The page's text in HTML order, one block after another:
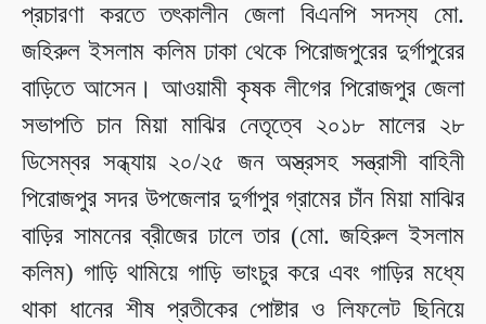
প্রচারণা করতে তৎকালীন জেলা বিএনপি সদস্য মো.
জহিরুল ইসলাম কলিম ঢাকা থেকে পিরোজপুরের দুর্গাপুরের
বাড়িতে আসেন। আওয়ামী কৃষক লীগের পিরোজপুর জেলা
সভাপতি চান মিয়া মাঝির নেতৃত্বে ২০১৮ মালের ২৮
ডিসেম্বর সন্ধ্যায় ২০/২৫ জন অস্ত্রসহ সন্ত্রাসী বাহিনী
পিরোজপুর সদর উপজেলার দুর্গাপুর গ্রামের চাঁন মিয়া মাঝির
বাড়ির সামনের ব্রীজের ঢালে তার (মো. জহিরুল ইসলাম
কলিম) গাড়ি থামিয়ে গাড়ি ভাংচুর করে এবং গাড়ির মধ্যে
থাকা ধানের শীষ প্রতীকের পোষ্টার ও লিফলেট ছিনিয়ে